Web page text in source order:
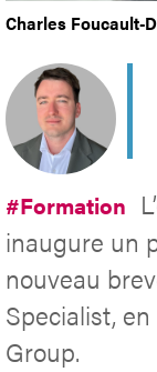
Charles Foucault-
#Formation
inaugure un
nouveau
Specialist,
Group.